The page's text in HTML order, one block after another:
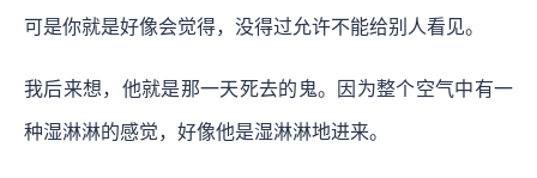
可是你就是好像会觉得，没得过允许不能给别人看见。
我后来想，他就是那一天死去的鬼。因为整个空气中有一
种湿淋淋的感觉，好像他是湿淋淋地进来。